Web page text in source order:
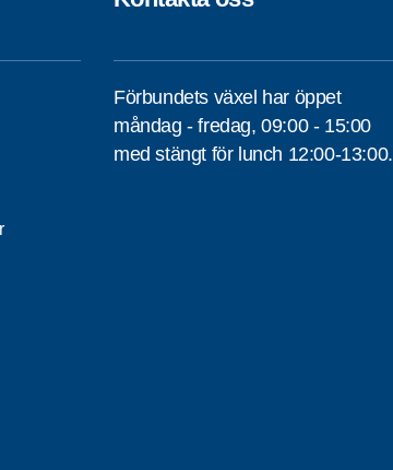
Förbundets växel har öppet
måndag - fredag, 09:00 - 15:00
med stängt för lunch 12:00-13:00.